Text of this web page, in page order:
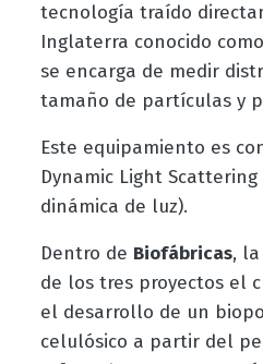
tecnología traído
Inglaterra conocido como
se encarga de medir
tamaño de partículas y
Este equipamiento es
Dynamic Light Scattering
dinámica de luz).
Dentro de Biofábricas, la
de los tres proyectos el
el desarrollo de un
celulósico a partir del